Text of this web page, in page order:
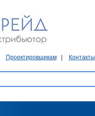
Проектировщикам Контакты